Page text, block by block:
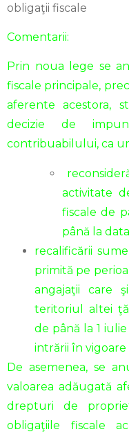
obligaţii fiscale
Comentarii:
Prin noua lege se
fiscale principale,
aferente acestora,
decizie de
contribuabilului, ca
activitate
fiscale de
până la
recalificării
primită pe
angajaţii care
teritoriul altei
de până la 1
intrării în vigoare
De asemenea, se
valoarea adăugată
drepturi de
obligaţiile fiscale